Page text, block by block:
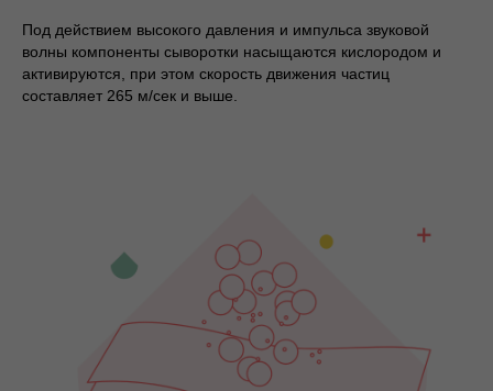
Под действием высокого давления и импульса звуковой
волны компоненты сыворотки насыщаются кислородом и
активируются, при этом скорость движения частиц
составляет 265 м/сек и выше.